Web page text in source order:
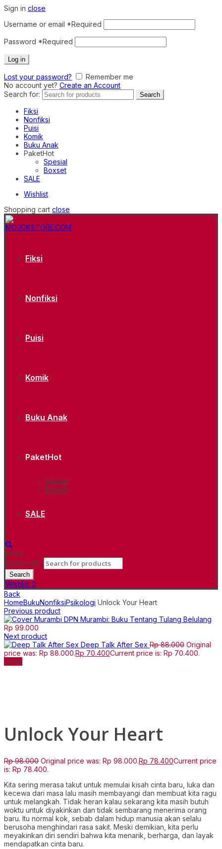
Sign in close
Username or email *Required
Password *Required
Log in
Lost your password?
Remember me
No account yet? Create an Account
Search for:
Search
Fiksi
Nonfiksi
Puisi
Komik
Buku Anak
PaketHot
Spesial
Boxset
SALE
Wishlist
Shopping cart close
Fiksi
Nonfiksi
Puisi
Komik
Buku Anak
PaketHot
Spesial
Boxset
SALE
close
Search for:
Search
Wishlist 0
Back
HomeBukuNonfiksiPsikologi Unlock Your Heart
Previous product
Murambi: Buku Tentang Tulang Belulang
Rp 99.000
Next product
Deep Talk After Sex Rp88.000 Original
price was: Rp 88.000.Rp 70.400Current price is: Rp 70.400.
-20%
Unlock Your Heart
Rp98.000 Original price was: Rp 98.000.Rp 78.400Current price
is: Rp 78.400.
Kita sering merasa takut untuk memulai kisah cinta baru, luka dan
kecewa dari masa Ialu masih membayangi dan membuat kita ragu
untuk melangkah. Tidak heran kalau sekarang kita masih butuh
woktu untuk diyakinkan dan tidak sembarang menerima orang
baru. Itu normal kok, sebab dalam hidup manusia akan selalu
berusoha menghindari rasa sakit. Meski demikian, kita perlu
meyakinkan diri sendiri bahwa kita menarik, berharga, dan layak
mendapatkan cinta baru.